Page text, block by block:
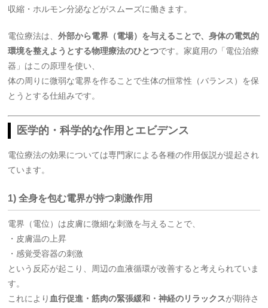
収縮・ホルモン分泌などがスムーズに働きます。
電位療法は、外部から電界（電場）を与えることで、身体の電気的
環境を整えようとする物理療法のひとつです。家庭用の「電位治療
器」はこの原理を使い、
体の周りに微弱な電界を作ることで生体の恒常性（バランス）を保
とうとする仕組みです。
医学的・科学的な作用とエビデンス
電位療法の効果については専門家による各種の作用仮説が提起され
ています。
1) 全身を包む電界が持つ刺激作用
電界（電位）は皮膚に微細な刺激を与えることで、
・皮膚温の上昇
・感覚受容器の刺激
という反応が起こり、周辺の血液循環が改善すると考えられていま
す。
これにより 血行促進・筋肉の緊張緩和・神経のリラックスが期待さ